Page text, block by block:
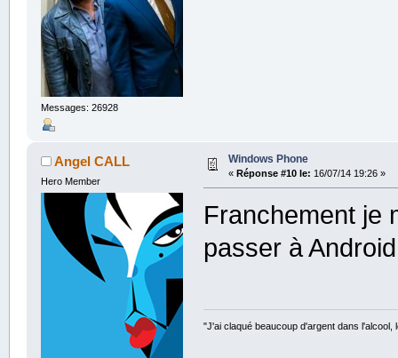
Messages: 26928
Angel CALL
Hero Member
Windows Phone
« Réponse #10 le: 16/07/14 19:26 »
Franchement je
passer à
"J'ai claqué beaucoup d'argent dans